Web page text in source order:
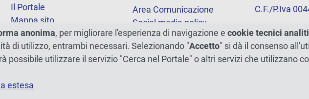
Il Portale
Mappa sito
Statistiche
Dichiarazione di
accessibilità
Area Comunicazione
Social media policy
Podcast
Merchandising e shop
5xmille
C.F./P.Iva
anonima, per migliorare l'esperienza di navigazione e cookie tecnici
di utilizzo, entrambi necessari. Selezionando "Accetto" si dà il consenso
possibile utilizzare il servizio "Cerca nel Portale" o altri servizi che utilizzano
estesa